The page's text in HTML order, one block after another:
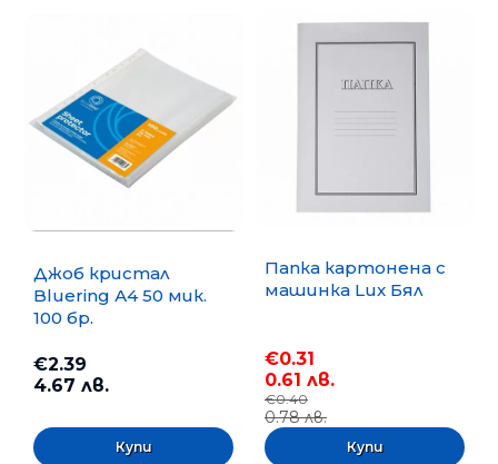
Джоб кристал
Bluering А4 50 мик.
100 бр.
€2.39
4.67 лв.
Папка картонена с
машинка Lux Бял
€0.31
0.61 лв.
€0.40
0.78 лв.